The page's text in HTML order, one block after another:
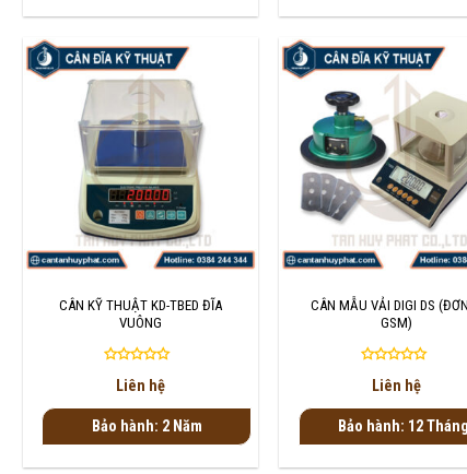
sao
sao
+
CÂN KỸ THUẬT KD-TBED ĐĨA
VUÔNG
Được
hạng
0
5
sao
Liên hệ
Bảo hành: 2 Năm
+
CÂN MẪU VẢI DIGI DS
GSM)
Được
hạng
0
5
sao
Liên hệ
Bảo hành: 12 Tháng